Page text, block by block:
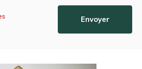
Envoyer